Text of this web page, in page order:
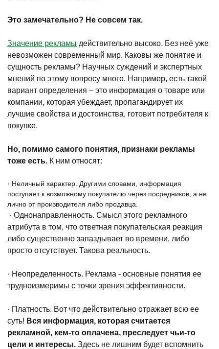
Это замечательно? Не совсем так.
Значение рекламы действительно высоко. Без неё уже
невозможен современный мир. Каковы же понятие и
сущность рекламы? Научных суждений и экспертных
мнений по этому вопросу много. Например, есть такой
вариант определения – это информация о товаре или
компании, которая убеждает, пропагандирует их
лучшие свойства и достоинства, готовит потребителя к
покупке.
Но, помимо самого понятия, признаки рекламы
тоже есть. К ним относят:
· Неличный характер. Другими словами, информация
поступает к возможному покупателю через посредников, а не
лично от производителя либо продавца.
· Однонаправленность. Смысл этого рекламного
атрибута в том, что ответная покупательская реакция
либо существенно запаздывает во времени, либо
просто отсутствует. Такова реальность.
· Неопределенность. Реклама - основные понятия ее
трудноизмеримы с точки зрения эффективности.
· Платность. Вот что действительно отражает всю ее
суть! Вся информация, которая считается
рекламной, кем-то оплачена, преследует чьи-то
цели и интересы. Здесь не лишним будет вспомнить